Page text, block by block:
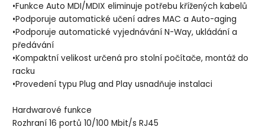
•Funkce Auto MDI/MDIX eliminuje potřebu křížených kabelů
•Podporuje automatické učení adres MAC a Auto-aging
•Podporuje automatické vyjednávání N-Way, ukládání a
předávání
•Kompaktní velikost určená pro stolní počítače, montáž do
racku
•Provedení typu Plug and Play usnadňuje instalaci
Hardwarové funkce
Rozhraní 16 portů 10/100 Mbit/s RJ45